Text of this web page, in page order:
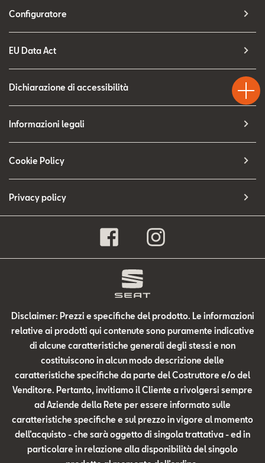
Configuratore
EU Data Act
Dichiarazione di accessibilità
Informazioni legali
Cookie Policy
Privacy policy
Disclaimer: Prezzi e specifiche del prodotto. Le informazioni
relative ai prodotti qui contenute sono puramente indicative
di alcune caratteristiche generali degli stessi e non
costituiscono in alcun modo descrizione delle
caratteristiche specifiche da parte del Costruttore e/o del
Venditore. Pertanto, invitiamo il Cliente a rivolgersi sempre
ad Aziende della Rete per essere informato sulle
caratteristiche specifiche e sul prezzo in vigore al momento
dell’acquisto - che sarà oggetto di singola trattativa - ed in
particolare in relazione alla disponibilità del singolo
Test
Drive
Chiama